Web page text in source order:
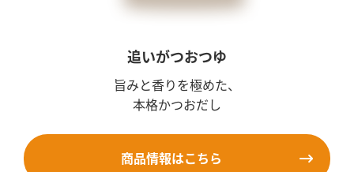
追いがつおつゆ
旨みと香りを極めた、
本格かつおだし
商品情報はこちら